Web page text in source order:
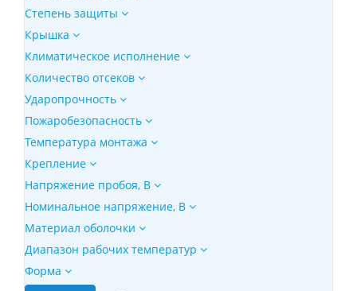
Степень защиты
Крышка
Климатическое исполнение
Количество отсеков
Ударопрочность
Пожаробезопасность
Температура монтажа
Крепление
Напряжение пробоя, В
Номинальное напряжение, В
Материал оболочки
Диапазон рабочих температур
Форма